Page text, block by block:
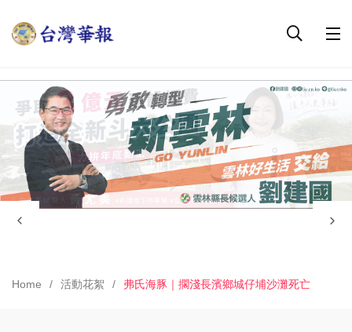
Home 活動花絮 弗氏海豚｜擱淺長濱鄉城仔埔沙灘死亡